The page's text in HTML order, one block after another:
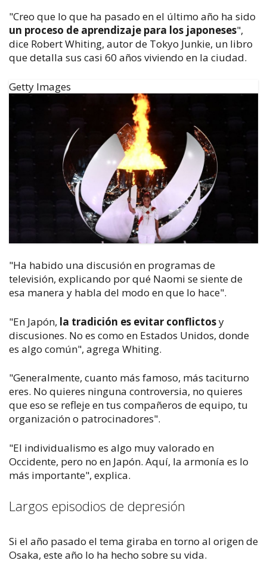
"Creo que lo que ha pasado en el último año ha sido
un proceso de aprendizaje para los japoneses",
dice Robert Whiting, autor de Tokyo Junkie, un libro
que detalla sus casi 60 años viviendo en la ciudad.
Getty Images
"Ha habido una discusión en programas de
televisión, explicando por qué Naomi se siente de
esa manera y habla del modo en que lo hace".
"En Japón, la tradición es evitar conflictosy
discusiones. No es como en Estados Unidos, donde
es algo común", agrega Whiting.
"Generalmente, cuanto más famoso, más taciturno
eres. No quieres ninguna controversia, no quieres
que eso se refleje en tus compañeros de equipo, tu
organización o patrocinadores".
"El individualismo es algo muy valorado en
Occidente, pero no en Japón. Aquí, la armonía es lo
más importante", explica.
Largos episodios de depresión
Si el año pasado el tema giraba en torno al origen de
Osaka, este año lo ha hecho sobre su vida.